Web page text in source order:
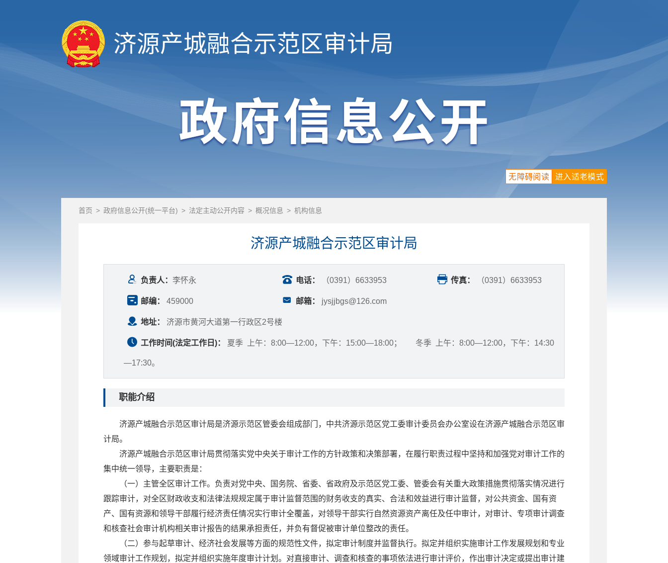
济源产城融合示范区审计局
进入适老模式
无障碍阅读
首页 > 政府信息公开(统一平台) > 法定主动公开内容 > 概况信息 > 机构信息
济源产城融合示范区审计局
负责人： 李怀永 电话： （0391）6633953 传真： （0391）6633953
邮编： 459000 邮箱： jysjjbgs@126.com
地址： 济源市黄河大道第一行政区2号楼
工作时间(法定工作日)： 夏季 上午：8:00—12:00，下午：15:00—18:00； 冬季 上午：8:00—12:00，下午：14:30
—17:30。
职能介绍
济源产城融合示范区审计局是济源示范区管委会组成部门，中共济源示范区党工委审计委员会办公室设在济源产城融合示范区审
计局。
济源产城融合示范区审计局贯彻落实党中央关于审计工作的方针政策和决策部署，在履行职责过程中坚持和加强党对审计工作的
集中统一领导，主要职责是：
（一）主管全区审计工作。负责对党中央、国务院、省委、省政府及示范区党工委、管委会有关重大政策措施贯彻落实情况进行
跟踪审计，对全区财政收支和法律法规规定属于审计监督范围的财务收支的真实、合法和效益进行审计监督，对公共资金、国有资
产、国有资源和领导干部履行经济责任情况实行审计全覆盖，对领导干部实行自然资源资产离任及任中审计，对审计、专项审计调查
和核查社会审计机构相关审计报告的结果承担责任，并负有督促被审计单位整改的责任。
（二）参与起草审计、经济社会发展等方面的规范性文件，拟定审计制度并监督执行。拟定并组织实施审计工作发展规划和专业
领域审计工作规划，拟定并组织实施年度审计计划。对直接审计、调查和核查的事项依法进行审计评价，作出审计决定或提出审计建